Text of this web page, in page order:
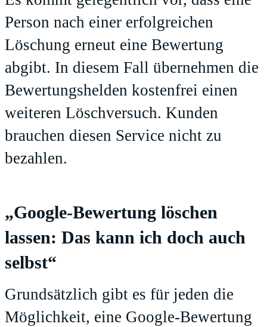
Person nach einer erfolgreichen
Löschung erneut eine Bewertung
abgibt. In diesem Fall übernehmen die
Bewertungshelden kostenfrei einen
weiteren Löschversuch. Kunden
brauchen diesen Service nicht zu
bezahlen.
„Google-Bewertung löschen
lassen: Das kann ich doch auch
selbst“
Grundsätzlich gibt es für jeden die
Möglichkeit, eine Google-Bewertung